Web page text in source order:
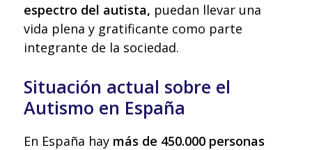
espectro del autista, puedan llevar una
vida plena y gratificante como parte
integrante de la sociedad.
Situación actual sobre el
Autismo en España
En España hay más de 450.000 personas